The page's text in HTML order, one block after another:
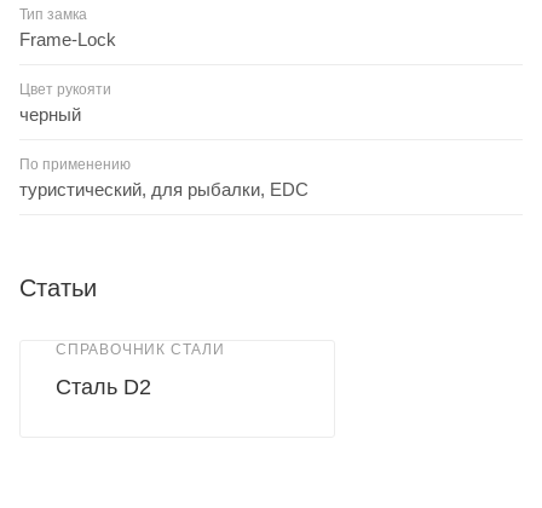
Тип замка
Frame-Lock
Цвет рукояти
черный
По применению
туристический, для рыбалки, EDC
Статьи
СПРАВОЧНИК СТАЛИ
Сталь D2